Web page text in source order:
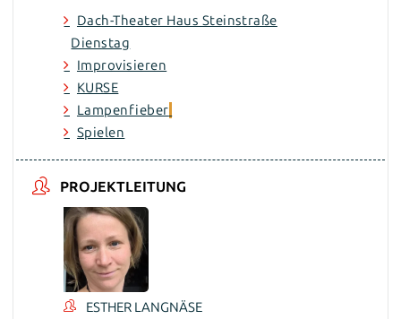
Dach-Theater Haus Steinstraße
Dienstag
Improvisieren
KURSE
Lampenfieber
Spielen
PROJEKTLEITUNG
ESTHER LANGNÄSE